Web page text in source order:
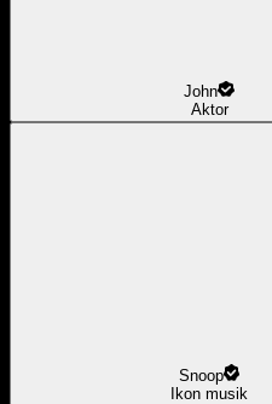
John
Aktor
Snoop
Ikon musik